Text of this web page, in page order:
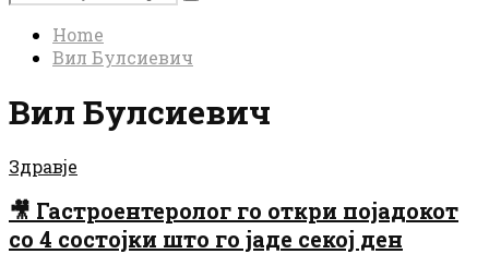
for:
Search
Home
Вил Булсиевич
Вил Булсиевич
Здравје
🎥 Гастроентеролог го откри појадокот
со 4 состојки што го јаде секој ден